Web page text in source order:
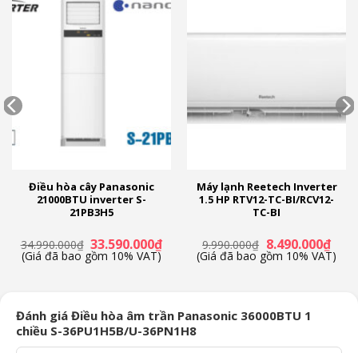
ỐNG LỎNG
CHIỀU DÀI
TỐI THIỂU-
TỐI THIỂU-
TỐI ĐA
16 – 43 °C
TRỌNG LƯỢNG
LƯỢNG GAS NẠP THÊM
15 g/m
Điều hòa cây Panasonic
21000BTU inverter S-
21PB3H5
34.990.000₫ Giá
gốc
là:
33.590.000₫Giá
(Giá đã bao gồm 10% VAT)
Máy lạnh Reetech Inverter
1.5 HP RTV12-TC-BI/RCV12-
TC-BI
9.990.000₫ Giá
gốc
là:
8.490.000₫Giá
hiện
tại
(Giá đã bao gồm 10% VAT)
Đánh giá Điều hòa âm trần Panasonic 36000BTU 1
chiều S-36PU1H5B/U-36PN1H8